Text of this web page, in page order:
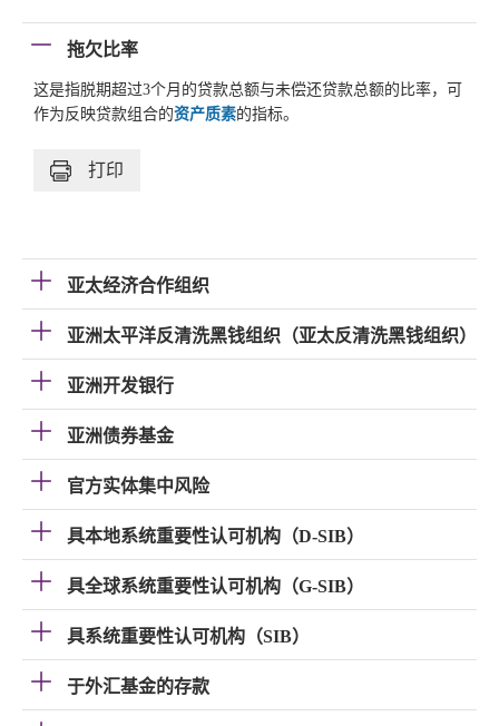
拖欠比率
这是指脱期超过3个月的贷款总额与未偿还贷款总额的比率，可
作为反映贷款组合的资产质素的指标。
打印
亚太经济合作组织
亚洲太平洋反清洗黑钱组织（亚太反清洗黑钱组织）
亚洲开发银行
亚洲债券基金
官方实体集中风险
具本地系统重要性认可机构（D-SIB）
具全球系统重要性认可机构（G-SIB）
具系统重要性认可机构（SIB）
于外汇基金的存款